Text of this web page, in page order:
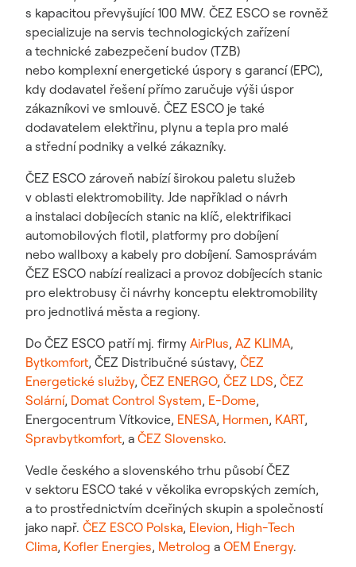
s kapacitou převyšující 100 MW. ČEZ ESCO se rovněž
specializuje na servis technologických zařízení
a technické zabezpečení budov (TZB)
nebo komplexní energetické úspory s garancí (EPC),
kdy dodavatel řešení přímo zaručuje výši úspor
zákazníkovi ve smlouvě. ČEZ ESCO je také
dodavatelem elektřinu, plynu a tepla pro malé
a střední podniky a velké zákazníky.
ČEZ ESCO zároveň nabízí širokou paletu služeb
v oblasti elektromobility. Jde například o návrh
a instalaci dobíjecích stanic na klíč, elektrifikaci
automobilových flotil, platformy pro dobíjení
nebo wallboxy a kabely pro dobíjení. Samosprávám
ČEZ ESCO nabízí realizaci a provoz dobíjecích stanic
pro elektrobusy či návrhy konceptu elektromobility
pro jednotlivá města a regiony.
Do ČEZ ESCO patří mj. firmy AirPlus, AZ KLIMA,
Bytkomfort, ČEZ Distribučné sústavy, ČEZ
Energetické služby, ČEZ ENERGO, ČEZ LDS, ČEZ
Solární, Domat Control System, E-Dome,
Energocentrum Vítkovice, ENESA, Hormen, KART,
Spravbytkomfort, a ČEZ Slovensko.
Vedle českého a slovenského trhu působí ČEZ
v sektoru ESCO také v věkolika evropských zemích,
a to prostřednictvím dceřiných skupin a společností
jako např. ČEZ ESCO Polska, Elevion, High-Tech
Clima, Kofler Energies, Metrolog a OEM Energy.